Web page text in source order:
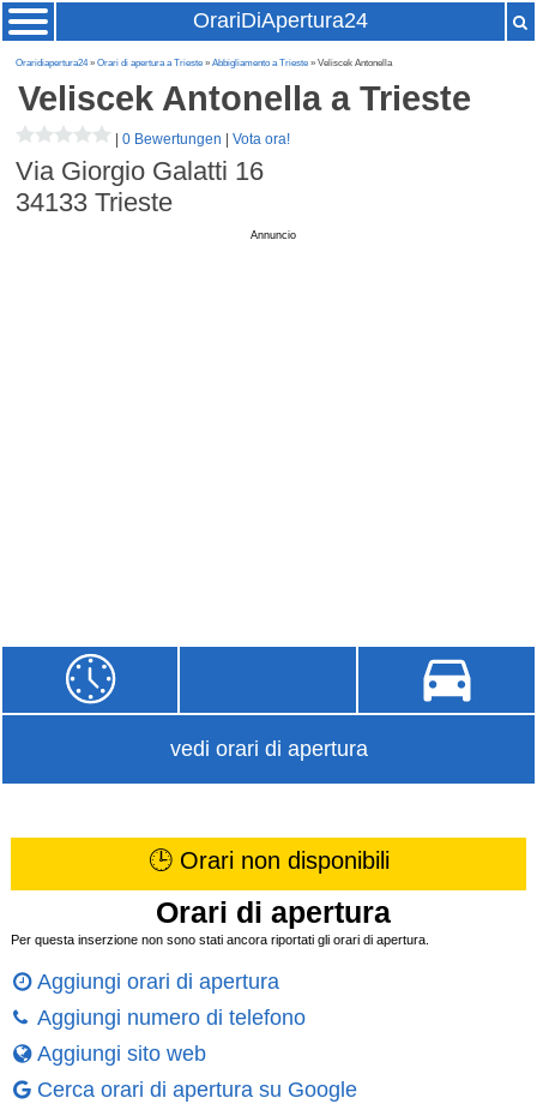
OrariDiApertura24
Oraridiapertura24»Orari di apertura a Trieste »Abbigliamento a Trieste » Veliscek Antonella
Veliscek Antonellaa Trieste
|0 Bewertungen |Vota ora!
Via Giorgio Galatti 16
34133 Trieste
Annuncio
vedi orari di apertura
🕒 Orari non disponibili
Orari di apertura
Per questa inserzione non sono stati ancora riportati gli orari di apertura.
Aggiungi orari di apertura
Aggiungi numero di telefono
Aggiungi sito web
Cerca orari di apertura su Google